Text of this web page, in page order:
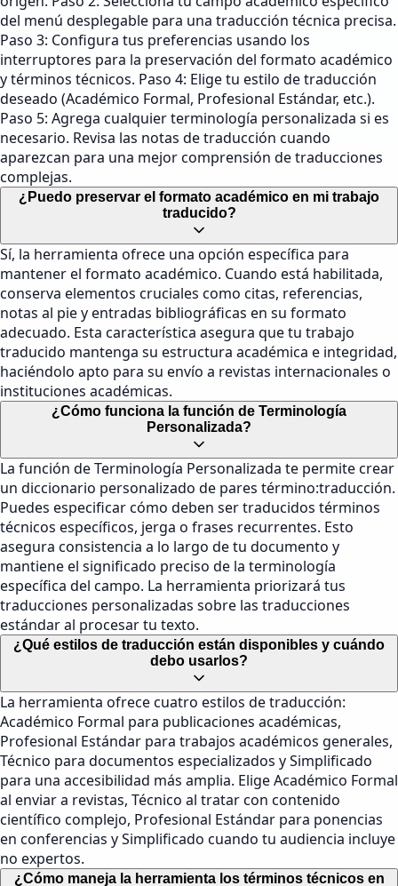
del menú desplegable para una traducción técnica precisa.
Paso 3: Configura tus preferencias usando los
interruptores para la preservación del formato académico
y términos técnicos. Paso 4: Elige tu estilo de traducción
deseado (Académico Formal, Profesional Estándar, etc.).
Paso 5: Agrega cualquier terminología personalizada si es
necesario. Revisa las notas de traducción cuando
aparezcan para una mejor comprensión de traducciones
complejas.
¿Puedo preservar el formato académico en mi trabajo
traducido?
Sí, la herramienta ofrece una opción específica para
mantener el formato académico. Cuando está habilitada,
conserva elementos cruciales como citas, referencias,
notas al pie y entradas bibliográficas en su formato
adecuado. Esta característica asegura que tu trabajo
traducido mantenga su estructura académica e integridad,
haciéndolo apto para su envío a revistas internacionales o
instituciones académicas.
¿Cómo funciona la función de Terminología
Personalizada?
La función de Terminología Personalizada te permite crear
un diccionario personalizado de pares término:traducción.
Puedes especificar cómo deben ser traducidos términos
técnicos específicos, jerga o frases recurrentes. Esto
asegura consistencia a lo largo de tu documento y
mantiene el significado preciso de la terminología
específica del campo. La herramienta priorizará tus
traducciones personalizadas sobre las traducciones
estándar al procesar tu texto.
¿Qué estilos de traducción están disponibles y cuándo
debo usarlos?
La herramienta ofrece cuatro estilos de traducción:
Académico Formal para publicaciones académicas,
Profesional Estándar para trabajos académicos generales,
Técnico para documentos especializados y Simplificado
para una accesibilidad más amplia. Elige Académico Formal
al enviar a revistas, Técnico al tratar con contenido
científico complejo, Profesional Estándar para ponencias
en conferencias y Simplificado cuando tu audiencia incluye
no expertos.
¿Cómo maneja la herramienta los términos técnicos en